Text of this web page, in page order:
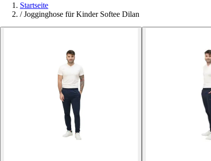
Startseite
/ Jogginghose für Kinder Softee Dilan